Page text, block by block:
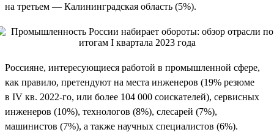
на третьем — Калининградская область (5%).
Россияне, интересующиеся работой в промышленной сфере,
как правило, претендуют на места инженеров (19% резюме
в IV кв. 2022-го, или более 104 000 соискателей), сервисных
инженеров (10%), технологов (8%), слесарей (7%),
машинистов (7%), а также научных специалистов (6%).